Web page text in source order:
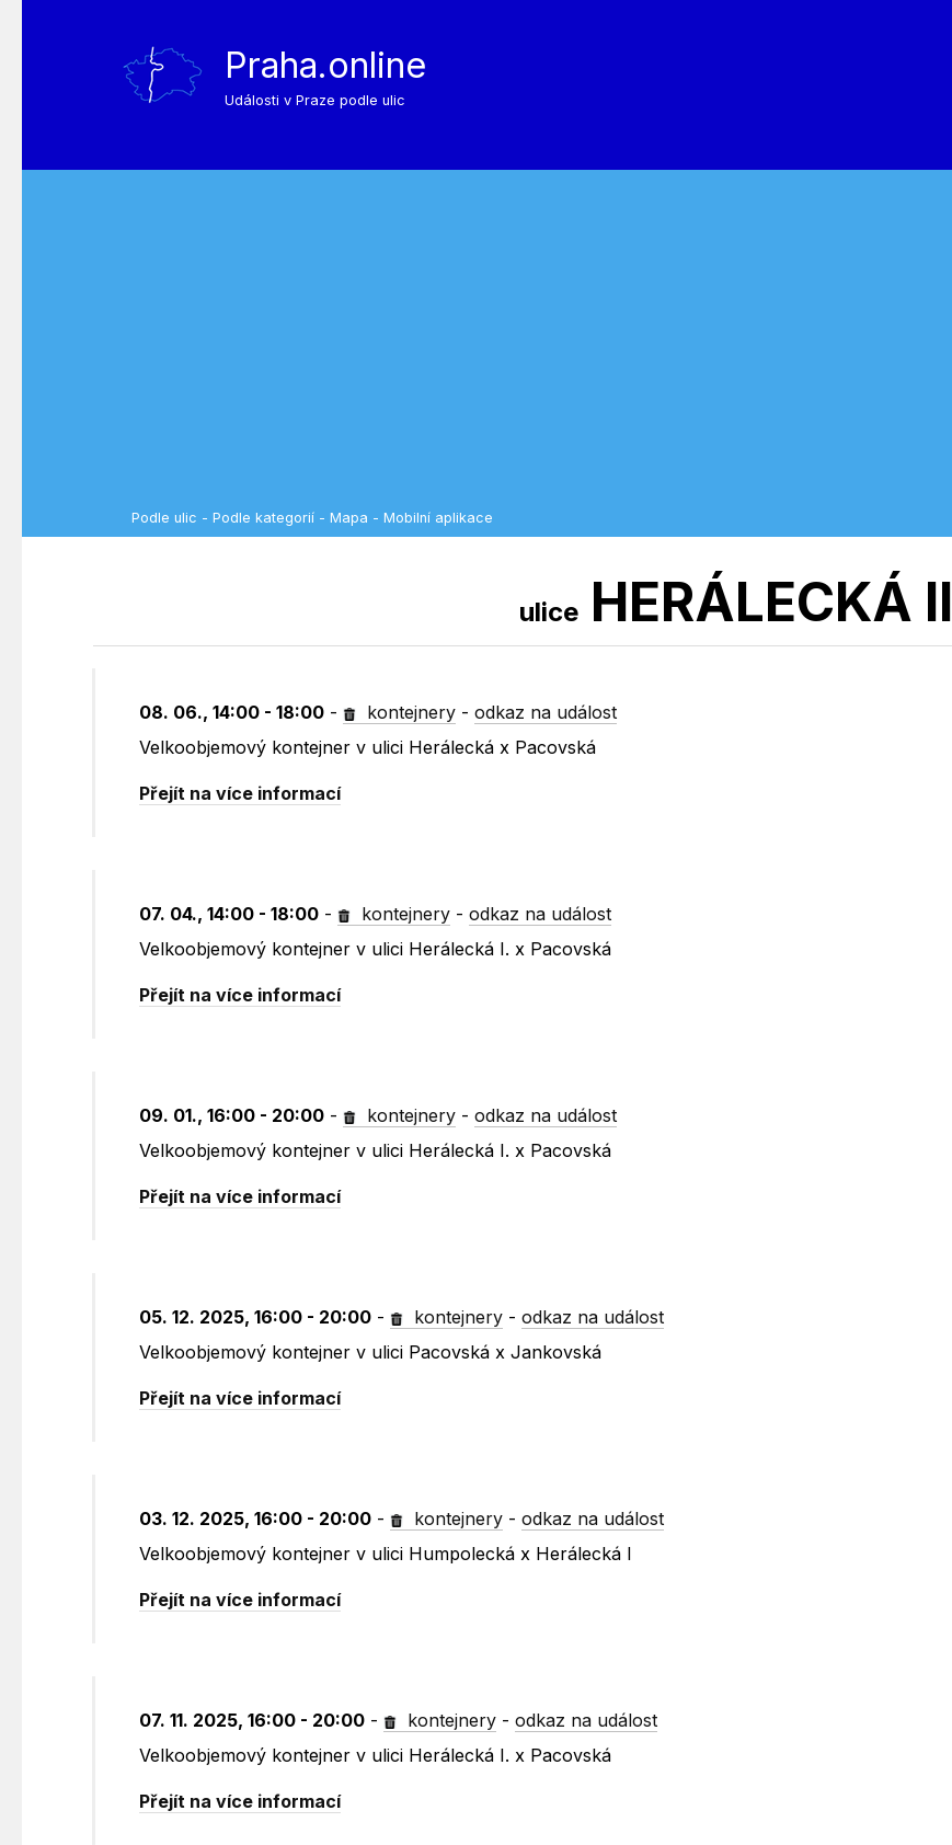
Praha.online
Události v Praze podle ulic
Podle ulic - Podle kategorií - Mapa - Mobilní aplikace
ulice HERÁLECKÁ II
08. 06., 14:00 - 18:00 - kontejnery -odkaz na událost
Velkoobjemový kontejner v ulici Herálecká x Pacovská
Přejít na více informací
07. 04., 14:00 - 18:00 - kontejnery -odkaz na událost
Velkoobjemový kontejner v ulici Herálecká I. x Pacovská
Přejít na více informací
09. 01., 16:00 - 20:00 - kontejnery -odkaz na událost
Velkoobjemový kontejner v ulici Herálecká I. x Pacovská
Přejít na více informací
05. 12. 2025, 16:00 - 20:00 - kontejnery -odkaz na událost
Velkoobjemový kontejner v ulici Pacovská x Jankovská
Přejít na více informací
03. 12. 2025, 16:00 - 20:00 - kontejnery -odkaz na událost
Velkoobjemový kontejner v ulici Humpolecká x Herálecká I
Přejít na více informací
07. 11. 2025, 16:00 - 20:00 - kontejnery -odkaz na událost
Velkoobjemový kontejner v ulici Herálecká I. x Pacovská
Přejít na více informací